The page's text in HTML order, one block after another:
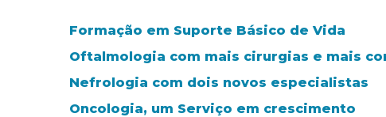
Formação em Suporte Básico de Vida
Oftalmologia com mais cirurgias e mais
Nefrologia com dois novos especialistas
Oncologia, um Serviço em crescimento